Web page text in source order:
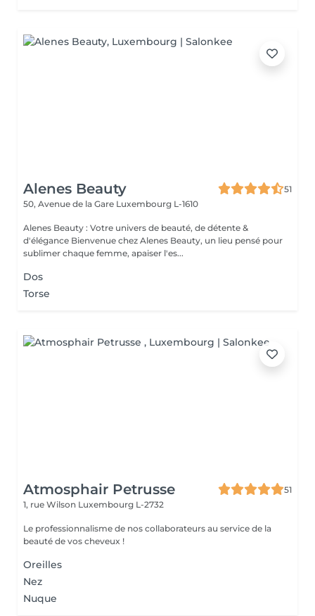
Alenes Beauty
51
50, Avenue de la Gare Luxembourg L-1610
Alenes Beauty : Votre univers de beauté, de détente &
d'élégance Bienvenue chez Alenes Beauty, un lieu pensé pour
sublimer chaque femme, apaiser l'es...
Dos
Torse
Atmosphair Petrusse
51
1, rue Wilson Luxembourg L-2732
Le professionnalisme de nos collaborateurs au service de la
beauté de vos cheveux !
Oreilles
Nez
Nuque